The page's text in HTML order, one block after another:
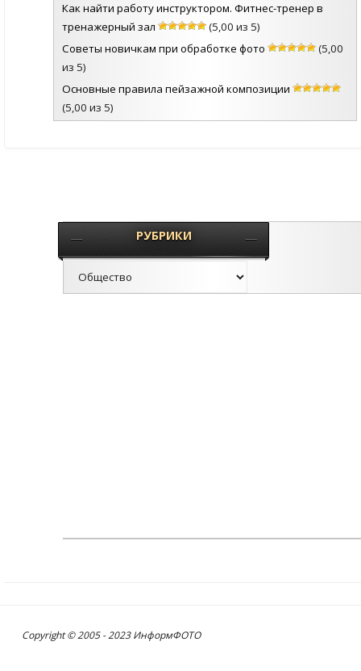
Как найти работу инструктором. Фитнес-тренер в
тренажерный зал
(5,00 из 5)
Советы новичкам при обработке фото
(5,00
из 5)
Основные правила пейзажной композиции
(5,00 из 5)
РУБРИКИ
Copyright © 2005 - 2023 ИнформФОТО